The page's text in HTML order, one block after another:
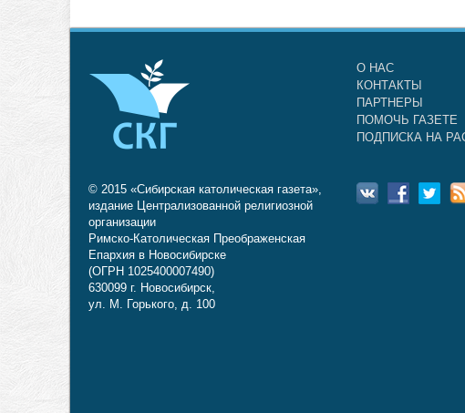
© 2015 «Сибирская католическая газета»,
издание Централизованной религиозной
организации
Римско-Католическая Преображенская
Епархия в Новосибирске
(ОГРН 1025400007490)
630099 г. Новосибирск,
ул. М. Горького, д. 100
О НАС
КОНТАКТЫ
ПАРТНЕРЫ
ПОМОЧЬ ГАЗЕТЕ
ПОДПИСКА НА